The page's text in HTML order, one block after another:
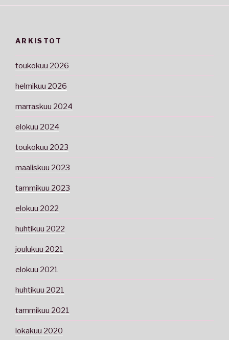
ARKISTOT
toukokuu 2026
helmikuu 2026
marraskuu 2024
elokuu 2024
toukokuu 2023
maaliskuu 2023
tammikuu 2023
elokuu 2022
huhtikuu 2022
joulukuu 2021
elokuu 2021
huhtikuu 2021
tammikuu 2021
lokakuu 2020